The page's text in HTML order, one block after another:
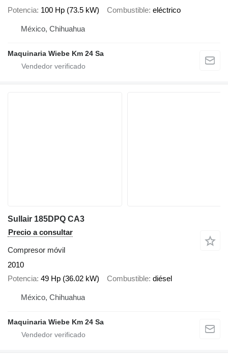
Potencia 100 Hp (73.5 kW) Combustible eléctrico
México, Chihuahua
Maquinaria Wiebe Km 24 Sa
Sullair 185DPQ CA3
Precio a consultar
Compresor móvil
2010
Potencia 49 Hp (36.02 kW) Combustible diésel
México, Chihuahua
Maquinaria Wiebe Km 24 Sa